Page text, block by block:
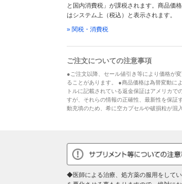
と国内消費税」が課税されます。商品価
はシステム上（税込）と表示されます。
» 関税・消費税
ご注文についての注意事項
●ご注文以降、セール値引き等により価格が
ることがあります。 ●商品価格は為替変動に
トルに記載されている返金保証はアメリカ
すが、それらの情報の正確性、最新性を保証
動充填のため、希に空カプセルや破損粒が混
◆医師による治療、処方薬の服用をして